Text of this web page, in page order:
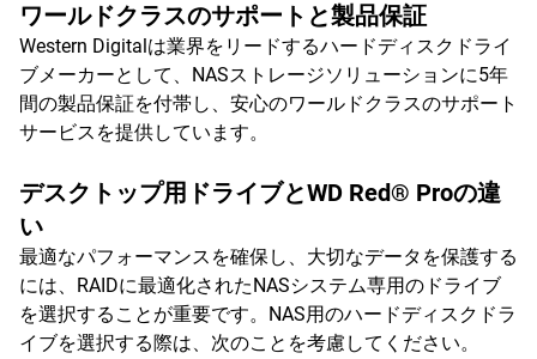
ワールドクラスのサポートと製品保証
Western Digitalは業界をリードするハードディスクドライ
ブメーカーとして、NASストレージソリューションに5年
間の製品保証を付帯し、安心のワールドクラスのサポート
サービスを提供しています。
デスクトップ用ドライブとWD Red® Proの違
い
最適なパフォーマンスを確保し、大切なデータを保護する
には、RAIDに最適化されたNASシステム専用のドライブ
を選択することが重要です。NAS用のハードディスクドラ
イブを選択する際は、次のことを考慮してください。